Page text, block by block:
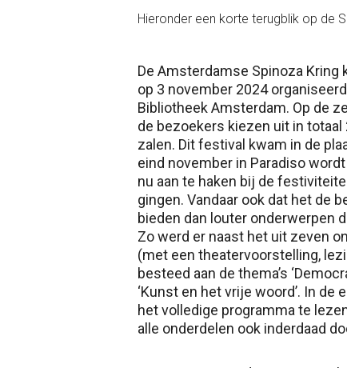
Hieronder een korte terugblik op de
De Amsterdamse Spinoza
op 3 november 2024
Bibliotheek Amsterdam. Op de
de bezoekers kiezen uit in
zalen. Dit festival kwam in de
eind november in Paradiso
nu aan te haken bij de
gingen. Vandaar ook dat het de
bieden dan louter onderwerpen
Zo werd er naast het uit zeven
(met een theatervoorstelling,
besteed aan de thema’s
‘Kunst en het vrije woord’. In
het volledige programma te
alle onderdelen ook inderdaad